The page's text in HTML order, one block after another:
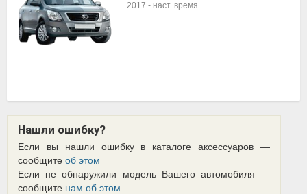
2017 - наст. время
Нашли ошибку?
Если вы нашли ошибку в каталоге аксессуаров —
сообщите об этом
Если не обнаружили модель Вашего автомобиля —
сообщите нам об этом